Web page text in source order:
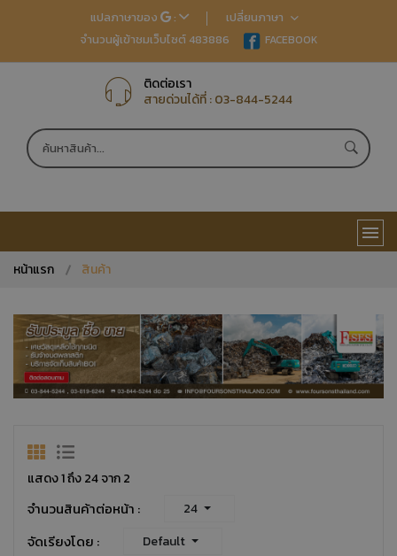
แปลภาษาของ :
TH EN
CN
เปลี่ยนภาษา
จำนวนผู้เข้าชมเว็บไซต์ 483886
FACEBOOK
ติดต่อเรา
สายด่วนได้ที่ :03-844-5244
หน้าแรก สินค้า
แสดง 1 ถึง 24 จาก 2
จำนวนสินค้าต่อหน้า : 24
จัดเรียงโดย : Default